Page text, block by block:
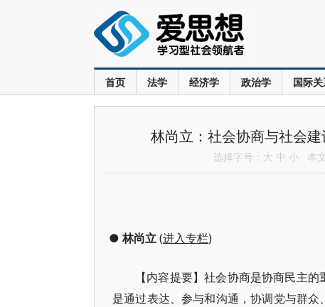
首页 法学 经济学 政治学 国际
林尚立：社会协商与社会
选择字号： 大 中 小 本
●林尚立(进入专栏)
【内容提要】社会协商是协商民主
是通过表达、参与和沟通，协调党与群